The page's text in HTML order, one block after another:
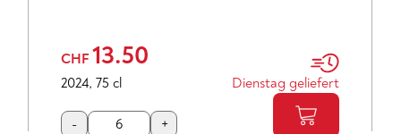
CHF 13.90
2025, 75 cl Dienstag geliefert
- +